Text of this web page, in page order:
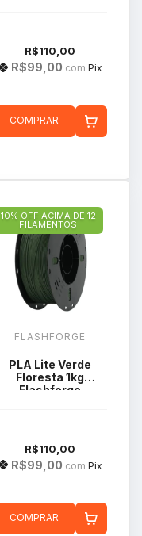
R$110,00
R$99,00 com Pix
COMPRAR
10% OFF ACIMA DE 12
FILAMENTOS
FLASHFORGE
PLA Lite Verde
Floresta 1kg
Flashforge
R$110,00
R$99,00 com Pix
COMPRAR